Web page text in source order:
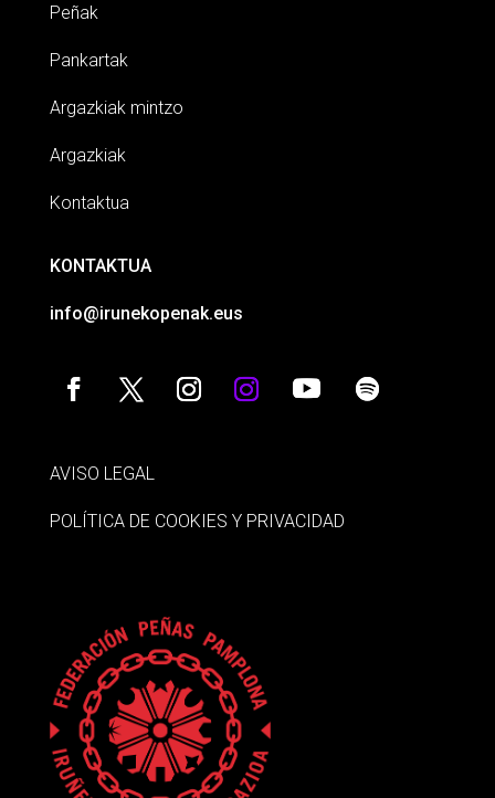
Peñak
Pankartak
Argazkiak mintzo
Argazkiak
Kontaktua
KONTAKTUA
info@irunekopenak.eus
AVISO LEGAL
POLÍTICA DE COOKIES Y PRIVACIDAD